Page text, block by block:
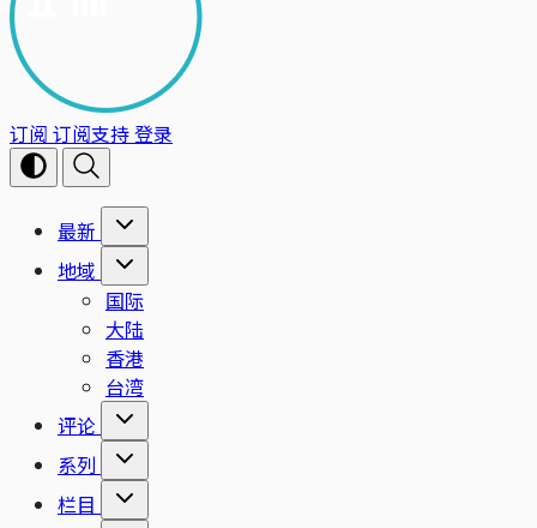
订阅 订阅支持登录
最新
地域
国际
大陆
香港
台湾
评论
系列
栏目